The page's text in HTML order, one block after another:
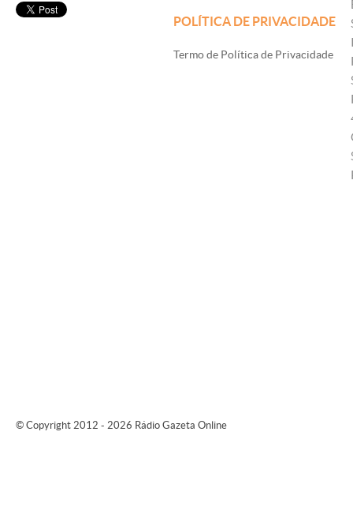
POLÍTICA DE PRIVACIDADE
Termo de Política de Privacidade
© Copyright 2012 - 2026 Rádio Gazeta Online